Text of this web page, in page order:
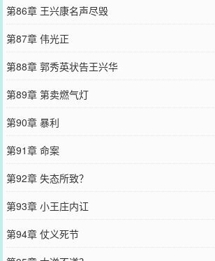
第86章 王兴康名声尽毁
第87章 伟光正
第88章 郭秀英状告王兴华
第89章 第卖燃气灯
第90章 暴利
第91章 命案
第92章 失态所致？
第93章 小王庄内讧
第94章 仗义死节